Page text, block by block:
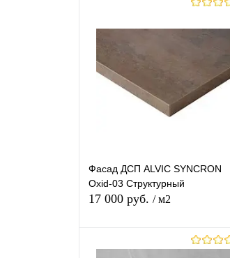
В избранное В наличии
Фасад ДСП ALVIC SYNCRON
Oxid-03 Структурный
17 000 руб. / м2
В корзину